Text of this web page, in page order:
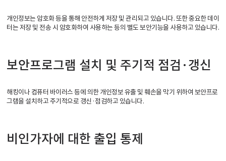
개인정보는 암호화 등을 통해 안전하게 저장 및 관리되고 있습니다. 또한 중요한 데이
터는 저장 및 전송 시 암호화하여 사용하는 등의 별도 보안기능을 사용하고 있습니다.
보안프로그램 설치 및 주기적 점검·갱신
해킹이나 컴퓨터 바이러스 등에 의한 개인정보 유출 및 훼손을 막기 위하여 보안프로
그램을 설치하고 주기적으로 갱신·점검하고 있습니다.
비인가자에 대한 출입 통제